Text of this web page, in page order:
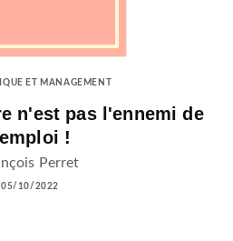
ET MANAGEMENT
n'est pas l'ennemi de
!
Perret
05/10/2022